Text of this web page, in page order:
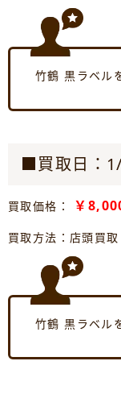
竹鶴 黒ラベル
■買取日：
買取価格： ￥
買取方法：店頭買取
竹鶴 黒ラベル